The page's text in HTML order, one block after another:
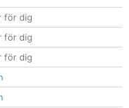
för dig
för dig
för dig